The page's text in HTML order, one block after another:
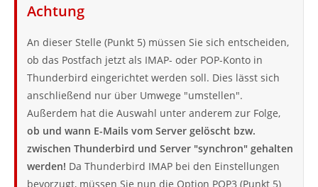
Achtung
An dieser Stelle (Punkt 5) müssen Sie sich entscheiden,
ob das Postfach jetzt als IMAP- oder POP-Konto in
Thunderbird eingerichtet werden soll. Dies lässt sich
anschließend nur über Umwege "umstellen".
Außerdem hat die Auswahl unter anderem zur Folge,
ob und wann E-Mails vom Server gelöscht bzw.
zwischen Thunderbird und Server "synchron" gehalten
werden! Da Thunderbird IMAP bei den Einstellungen
bevorzugt, müssen Sie nun die Option POP3 (Punkt 5)